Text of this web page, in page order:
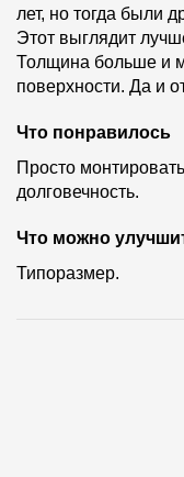
лет, но тогда были
Этот выглядит
Толщина больше и
поверхности. Да и
Что понравилось
Просто
долговечность.
Что можно
Типоразмер.